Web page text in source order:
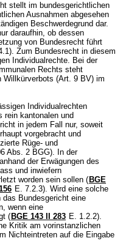
stellt im bundesgerichtlichen
Ausnahmen abgesehen
Beschwerdegrund dar.
daraufhin, ob dessen
von Bundesrecht führt
Zum Bundesrecht in diesem
Individualrechte. Bei der
Rechts steht
Willkürverbots (Art. 9 BV) im
Individualrechten
rein kantonalen und
in jedem Fall nur, soweit
vorgebracht und
Rüge- und
Abs. 2 BGG). In der
der Erwägungen des
und inwiefern
worden sein sollen ( BGE
E. 7.2.3). Wird eine solche
Bundesgericht eine
wenn eine
( BGE 143 II 283 E. 1.2.2).
Kritik am vorinstanzlichen
Nichteintreten auf die Eingabe